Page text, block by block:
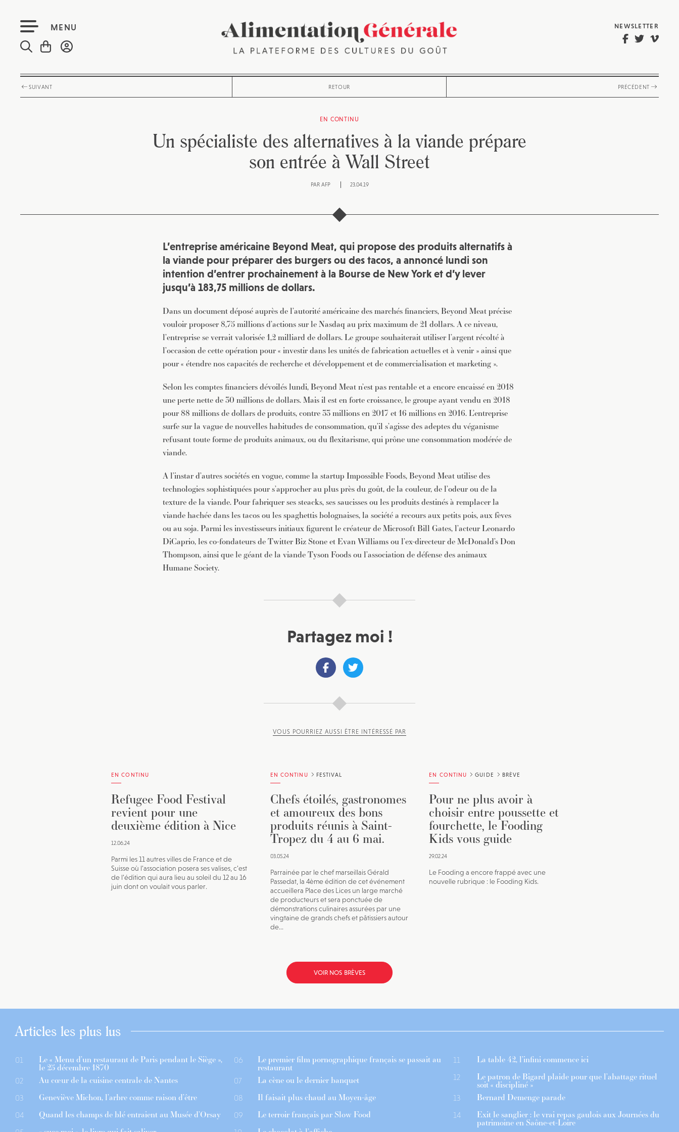
MENU NEWSLETTER
SUIVANT RETOUR PRÉCÉDENT
EN CONTINU
Un spécialiste des alternatives à la viande prépare
son entrée à Wall Street
PAR AFP 23.04.19
L’entreprise américaine Beyond Meat, qui propose des produits alternatifs à
la viande pour préparer des burgers ou des tacos, a annoncé lundi son
intention d’entrer prochainement à la Bourse de New York et d’y lever
jusqu’à 183,75 millions de dollars.
Dans un document déposé auprès de l’autorité américaine des marchés financiers, Beyond Meat précise
vouloir proposer 8,75 millions d’actions sur le Nasdaq au prix maximum de 21 dollars. A ce niveau,
l’entreprise se verrait valorisée 1,2 milliard de dollars. Le groupe souhaiterait utiliser l’argent récolté à
l’occasion de cette opération pour « investir dans les unités de fabrication actuelles et à venir » ainsi que
pour « étendre nos capacités de recherche et développement et de commercialisation et marketing ».
Selon les comptes financiers dévoilés lundi, Beyond Meat n’est pas rentable et a encore encaissé en 2018
une perte nette de 30 millions de dollars. Mais il est en forte croissance, le groupe ayant vendu en 2018
pour 88 millions de dollars de produits, contre 33 millions en 2017 et 16 millions en 2016. L’entreprise
surfe sur la vague de nouvelles habitudes de consommation, qu’il s’agisse des adeptes du véganisme
refusant toute forme de produits animaux, ou du flexitarisme, qui prône une consommation modérée de
viande.
A l’instar d’autres sociétés en vogue, comme la startup Impossible Foods, Beyond Meat utilise des
technologies sophistiquées pour s’approcher au plus près du goût, de la couleur, de l’odeur ou de la
texture de la viande. Pour fabriquer ses steacks, ses saucisses ou les produits destinés à remplacer la
viande hachée dans les tacos ou les spaghettis bolognaises, la société a recours aux petits pois, aux fèves
ou au soja. Parmi les investisseurs initiaux figurent le créateur de Microsoft Bill Gates, l’acteur Leonardo
DiCaprio, les co-fondateurs de Twitter Biz Stone et Evan Williams ou l’ex-directeur de McDonald’s Don
Thompson, ainsi que le géant de la viande Tyson Foods ou l’association de défense des animaux
Humane Society.
Partagez moi !
VOUS POURRIEZ AUSSI ÊTRE INTÉRESSÉ PAR
EN CONTINU
Refugee Food Festival
revient pour une
deuxième édition à Nice
12.06.24
Parmi les 11 autres villes de France et de
Suisse où l’association posera ses valises, c’est
de l’édition qui aura lieu au soleil du 12 au 16
juin dont on voulait vous parler.
EN CONTINU FESTIVAL
Chefs étoilés, gastronomes
et amoureux des bons
produits réunis à Saint-
Tropez du 4 au 6 mai.
03.05.24
Parrainée par le chef marseillais Gérald
Passedat, la 4ème édition de cet événement
accueillera Place des Lices un large marché
de producteurs et sera ponctuée de
démonstrations culinaires assurées par une
vingtaine de grands chefs et pâtissiers autour
de...
EN CONTINU GUIDE BRÈVE
Pour ne plus avoir à
choisir entre poussette et
fourchette, le Fooding
Kids vous guide
29.02.24
Le Fooding a encore frappé avec une
nouvelle rubrique : le Fooding Kids.
VOIR NOS BRÈVES
Articles les plus lus
01 Le « Menu d’un restaurant de Paris pendant le Siège »,
le 25 décembre 1870
02 Au cœur de la cuisine centrale de Nantes
03 Geneviève Michon, l’arbre comme raison d’être
04 Quand les champs de blé entraient au Musée d’Orsay
06 Le premier film pornographique français se passait au
restaurant
07 La cène ou le dernier banquet
08 Il faisait plus chaud au Moyen-âge
09 Le terroir français par Slow Food
11 La table 42, l’infini commence ici
12 Le patron de Bigard plaide pour que l’abattage rituel
soit « discipliné »
13 Bernard Demenge parade
14 Exit le sanglier : le vrai repas gaulois aux Journées du
patrimoine en Saône-et-Loire